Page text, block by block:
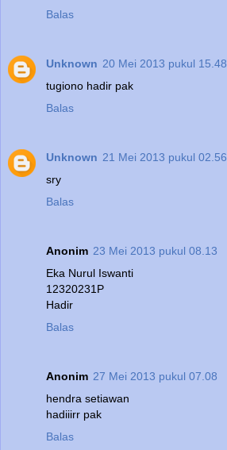
Balas
Unknown 20 Mei 2013 pukul 15.48
tugiono hadir pak
Balas
Unknown 21 Mei 2013 pukul 02.56
sry
Balas
Anonim 23 Mei 2013 pukul 08.13
Eka Nurul Iswanti
12320231P
Hadir
Balas
Anonim 27 Mei 2013 pukul 07.08
hendra setiawan
hadiiirr pak
Balas